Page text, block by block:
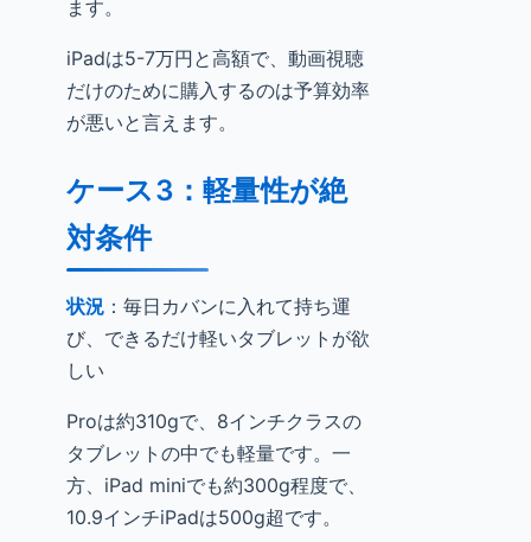
ます。
iPadは5-7万円と高額で、動画視聴
だけのために購入するのは予算効率
が悪いと言えます。
ケース3：軽量性が絶
対条件
状況 ：毎日カバンに入れて持ち運
び、できるだけ軽いタブレットが欲
しい
Proは約310gで、8インチクラスの
タブレットの中でも軽量です。一
方、iPad miniでも約300g程度で、
10.9インチiPadは500g超です。